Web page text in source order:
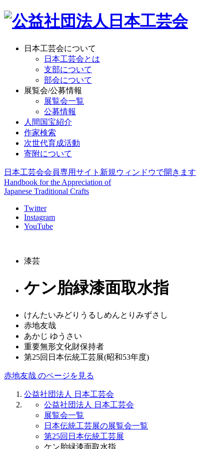
日本工芸会について
日本工芸会とは
支部について
部会について
展覧会/公募情報
展覧会一覧
公募情報
人間国宝紹介
作家検索
次世代育成活動
寄附について
日本工芸会会員専用サイト 新規ウィンドウで開きます
Handbook for the Appreciation of
Japanese Traditional Crafts
Twitter
Instagram
YouTube
漆芸
ケン胎緑漆面取水指
けんたいみどりうるしめんとりみずさし
赤地友哉
あかじ ゆうさい
重要無形文化財保持者
第25回日本伝統工芸展(昭和53年度)
赤地友哉 のページを見る
公益社団法人 日本工芸会
公益社団法人 日本工芸会
展覧会一覧
日本伝統工芸展の展覧会一覧
第25回日本伝統工芸展
ケン胎緑漆面取水指